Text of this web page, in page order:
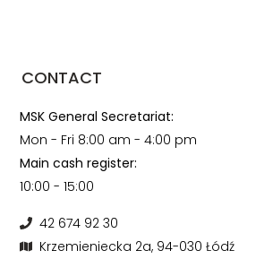
CONTACT
MSK General Secretariat:
Mon - Fri 8:00 am - 4:00 pm
Main cash register:
10:00 - 15:00
42 674 92 30
Krzemieniecka 2a, 94-030 Łódź